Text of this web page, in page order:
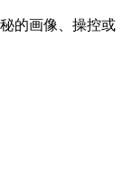
的画像、操控或